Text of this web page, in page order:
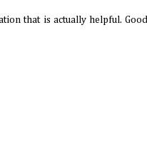
that is actually helpful. Good